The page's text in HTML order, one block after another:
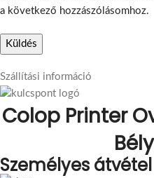
a következő hozzászólásomhoz.
Szállítási információ
Colop Printer
Személyes átvétel